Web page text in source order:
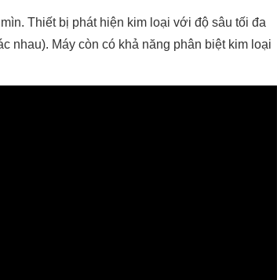
Thiết bị phát hiện kim loại với độ sâu tối đa
nhau). Máy còn có khả năng phân biệt kim loại